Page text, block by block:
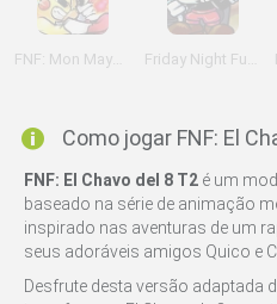
FNF: Mon Mayhem Friday Night Funkin' Cuphead a Noisy Adventure
Como jogar FNF: El
FNF: El Chavo del 8 T2 é um
baseado na série de animação
inspirado nas aventuras de um
seus adoráveis amigos Quico e
Desfrute desta versão adaptada